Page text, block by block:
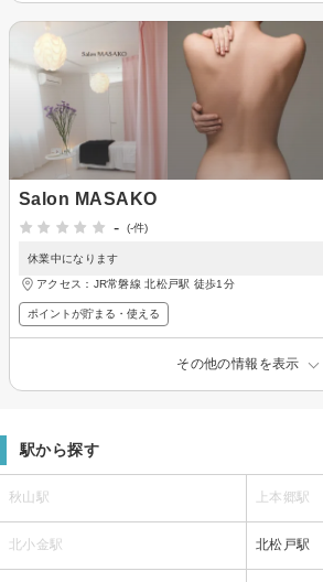
Salon MASAKO
-
(-件)
休業中になります
アクセス：JR常磐線 北松戸駅 徒歩1分
ポイントが貯まる・使える
その他の情報を表示
駅から探す
秋山駅 上本郷駅
北小金駅 北松戸駅